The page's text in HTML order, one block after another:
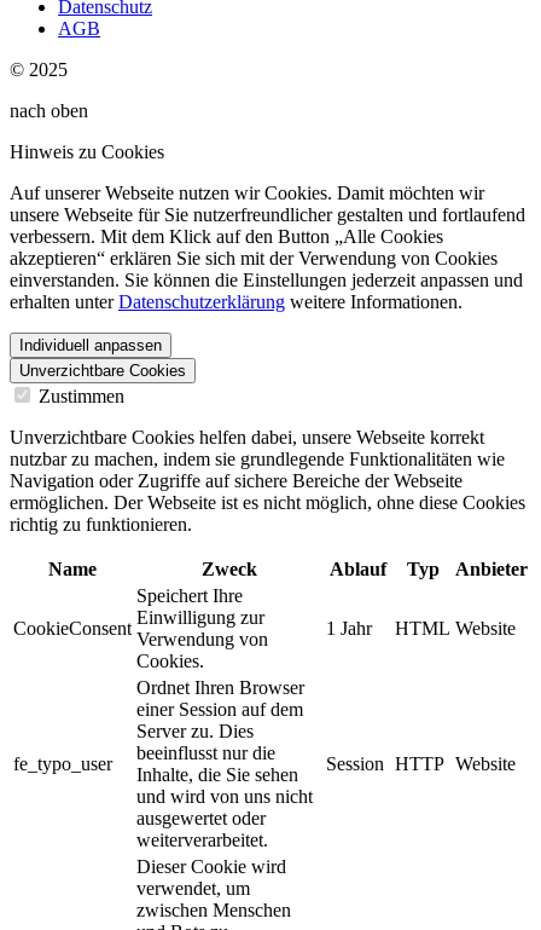
Datenschutz
AGB
© 2025
nach oben
Hinweis zu Cookies
Auf unserer Webseite nutzen wir Cookies. Damit möchten wir
unsere Webseite für Sie nutzerfreundlicher gestalten und fortlaufend
verbessern. Mit dem Klick auf den Button „Alle Cookies
akzeptieren“ erklären Sie sich mit der Verwendung von Cookies
einverstanden. Sie können die Einstellungen jederzeit anpassen und
erhalten unterDatenschutzerklärung weitere Informationen.
Individuell anpassen
Unverzichtbare Cookies
Zustimmen
Unverzichtbare Cookies helfen dabei, unsere Webseite korrekt
nutzbar zu machen, indem sie grundlegende Funktionalitäten wie
Navigation oder Zugriffe auf sichere Bereiche der Webseite
ermöglichen. Der Webseite ist es nicht möglich, ohne diese Cookies
richtig zu funktionieren.
Name Zweck Ablauf Typ Anbieter
CookieConsent
Speichert Ihre
Einwilligung zur
Verwendung von
Cookies.
1 Jahr HTML Website
fe_typo_user
Ordnet Ihren Browser
einer Session auf dem
Server zu. Dies
beeinflusst nur die
Inhalte, die Sie sehen
und wird von uns nicht
ausgewertet oder
weiterverarbeitet.
Session HTTP Website
Dieser Cookie wird
verwendet, um
zwischen Menschen